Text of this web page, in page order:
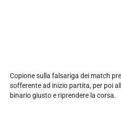
Copione sulla falsariga dei match
sofferente ad inizio partita, per poi
binario giusto e riprendere la corsa.